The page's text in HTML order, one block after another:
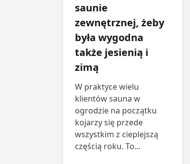
saunie
zewnętrznej, żeby
była wygodna
także jesienią i
zimą
W praktyce wielu
klientów sauna w
ogrodzie na początku
kojarzy się przede
wszystkim z cieplejszą
częścią roku. To...